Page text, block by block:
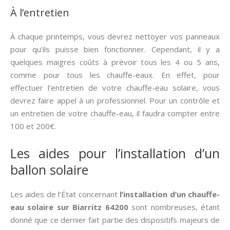
À l’entretien
À chaque printemps, vous devrez nettoyer vos panneaux
pour qu’ils puisse bien fonctionner. Cependant, il y a
quelques maigres coûts à prévoir tous les 4 ou 5 ans,
comme pour tous les chauffe-eaux. En effet, pour
effectuer l’entretien de votre chauffe-eau solaire, vous
devrez faire appel à un professionnel. Pour un contrôle et
un entretien de votre chauffe-eau, il faudra compter entre
100 et 200€.
Les aides pour l’installation d’un
ballon solaire
Les aides de l’État concernant l’installation d’un chauffe-
eau solaire sur Biarritz 64200sont nombreuses, étant
donné que ce dernier fait partie des dispositifs majeurs de